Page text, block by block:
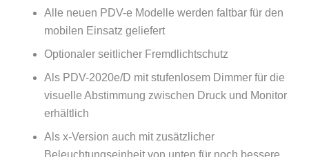
Alle neuen PDV-e Modelle werden faltbar für den
mobilen Einsatz geliefert
Optionaler seitlicher Fremdlichtschutz
Als PDV-2020e/D mit stufenlosem Dimmer für die
visuelle Abstimmung zwischen Druck und Monitor
erhältlich
Als x-Version auch mit zusätzlicher